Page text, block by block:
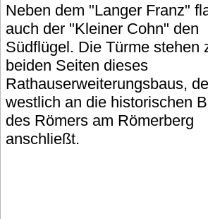
Neben dem "Langer Franz"
auch der "Kleiner Cohn" den
Südflügel. Die Türme stehen
beiden Seiten dieses
Rathauserweiterungsbaus,
westlich an die historischen
des Römers am Römerberg
anschließt.